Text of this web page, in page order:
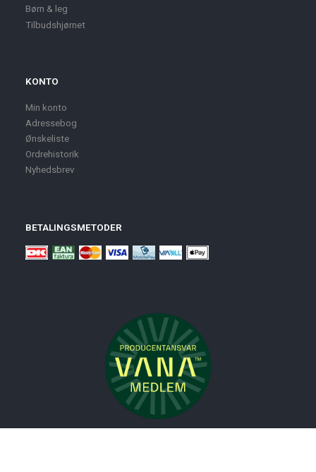
Børn & leg
Tilbudshjørnet
KONTO
Min konto
Adressebog
Ønskeliste
Ordrehistorik
Nyhedsbrev
BETALINGSMETODER